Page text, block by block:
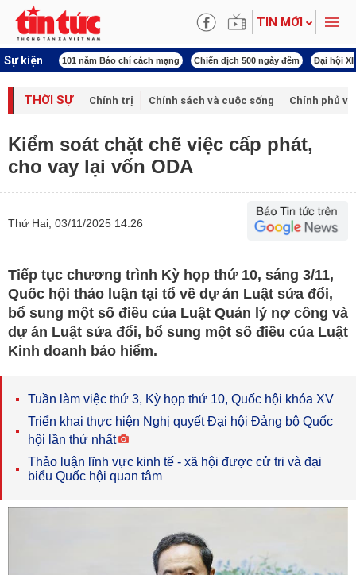
TIN MỚI
Sự kiện
cách mạng Chiến dịch 500 ngày đêm Đại hội XIV Công đoàn Việt Nam
THỜI SỰ Chính trị Chính sách và cuộc sống Chính phủ
Kiểm soát chặt chẽ việc cấp phát,
cho vay lại vốn ODA
Thứ Hai, 03/11/2025 14:26
Tiếp tục chương trình Kỳ họp thứ 10, sáng 3/11,
Quốc hội thảo luận tại tổ về dự án Luật sửa đổi,
bổ sung một số điều của Luật Quản lý nợ công và
dự án Luật sửa đổi, bổ sung một số điều của Luật
Kinh doanh bảo hiểm.
Tuần làm việc thứ 3, Kỳ họp thứ 10, Quốc hội khóa XV
Triển khai thực hiện Nghị quyết Đại hội Đảng bộ Quốc
hội lần thứ nhất
Thảo luận lĩnh vực kinh tế - xã hội được cử tri và đại
biểu Quốc hội quan tâm